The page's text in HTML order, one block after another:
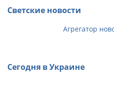
Светские новости
Агрегатор
Сегодня в Украине